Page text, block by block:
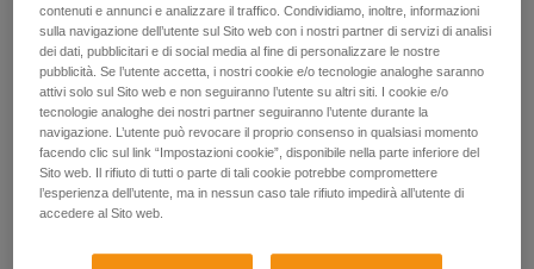
contenuti e annunci e analizzare il traffico. Condividiamo, inoltre, informazioni
sulla navigazione dell’utente sul Sito web con i nostri partner di servizi di analisi
dei dati, pubblicitari e di social media al fine di personalizzare le nostre
pubblicità. Se l’utente accetta, i nostri cookie e/o tecnologie analoghe saranno
attivi solo sul Sito web e non seguiranno l’utente su altri siti. I cookie e/o
tecnologie analoghe dei nostri partner seguiranno l’utente durante la
navigazione. L’utente può revocare il proprio consenso in qualsiasi momento
facendo clic sul link “Impostazioni cookie”, disponibile nella parte inferiore del
Sito web. Il rifiuto di tutti o parte di tali cookie potrebbe compromettere
l’esperienza dell’utente, ma in nessun caso tale rifiuto impedirà all’utente di
accedere al Sito web.